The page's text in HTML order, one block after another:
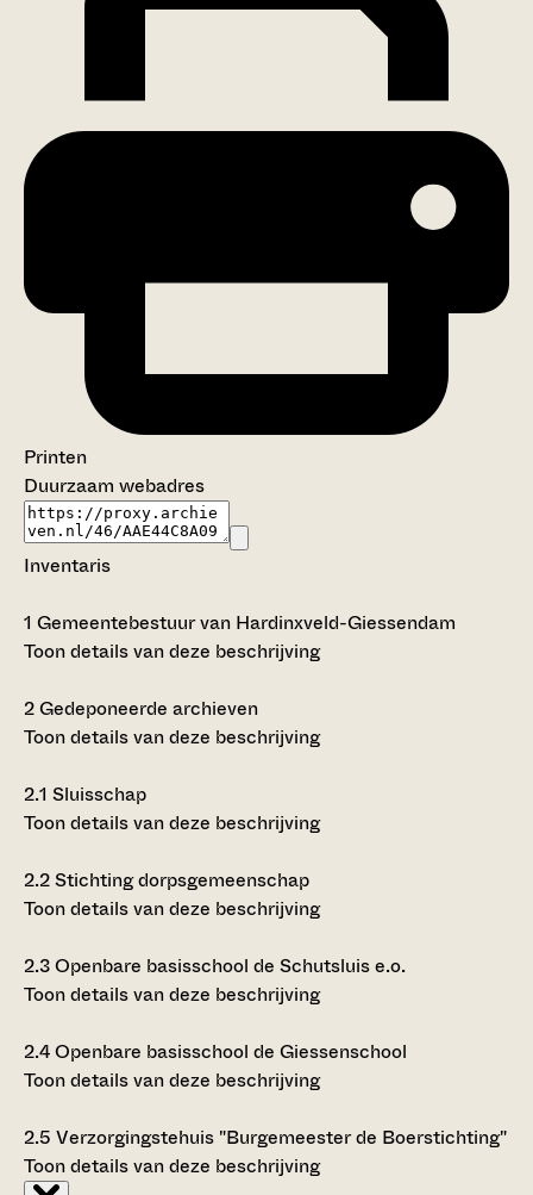
Printen
Duurzaam webadres
Inventaris
1 Gemeentebestuur van Hardinxveld-Giessendam
Toon details van deze beschrijving
2Gedeponeerde archieven
Toon details van deze beschrijving
2.1 Sluisschap
Toon details van deze beschrijving
2.2Stichting dorpsgemeenschap
Toon details van deze beschrijving
2.3Openbare basisschool de Schutsluis e.o.
Toon details van deze beschrijving
2.4Openbare basisschool de Giessenschool
Toon details van deze beschrijving
2.5 Verzorgingstehuis "Burgemeester de Boerstichting"
Toon details van deze beschrijving